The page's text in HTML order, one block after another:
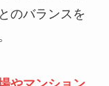
のバランスを